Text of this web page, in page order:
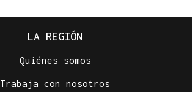
LA REGIÓN
Quiénes somos
Trabaja con nosotros